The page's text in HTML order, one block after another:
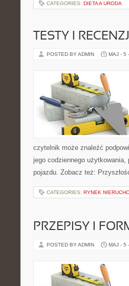
CATEGORIES: DIETA A URODA
TESTY I
POSTED BY ADMIN MAJ - 5
czytelnik może znaleźć
jego codziennego
pojazdu. Zobacz też:
CATEGORIES: RYNEK
PRZEPISY I
POSTED BY ADMIN MAJ - 5